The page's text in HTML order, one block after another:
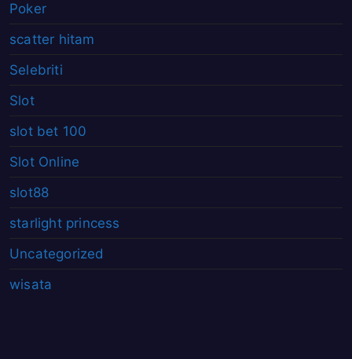
Poker
scatter hitam
Selebriti
Slot
slot bet 100
Slot Online
slot88
starlight princess
Uncategorized
wisata